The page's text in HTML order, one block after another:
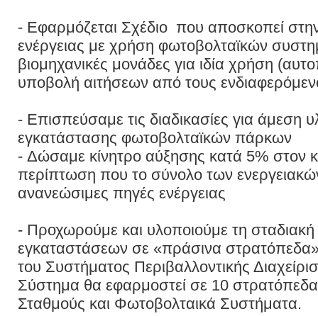
- Εφαρμόζεται Σχέδιο που αποσκοπεί
ενέργειας με χρήση φωτοβολταϊκών
βιομηχανικές μονάδες για ιδία χρήση
υποβολή αιτήσεων από τους
- Επισπεύσαμε τις διαδικασίες για άμεση
εγκατάστασης φωτοβολταϊκών πάρκων
- Δώσαμε κίνητρο αύξησης κατά 5% στον
περίπτωση που το σύνολο των
ανανεώσιμες πηγές ενέργειας
- Προχωρούμε και υλοποιούμε τη
εγκαταστάσεων σε «πράσινα
του Συστήματος Περιβαλλοντικής
Σύστημα θα εφαρμοστεί σε 10 στρατόπεδα
Σταθμούς και Φωτοβολταικά Συστήματα.